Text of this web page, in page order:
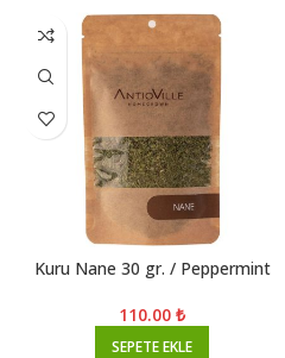
Kuru Nane 30 gr. / Peppermint
110.00 ₺
SEPETE EKLE